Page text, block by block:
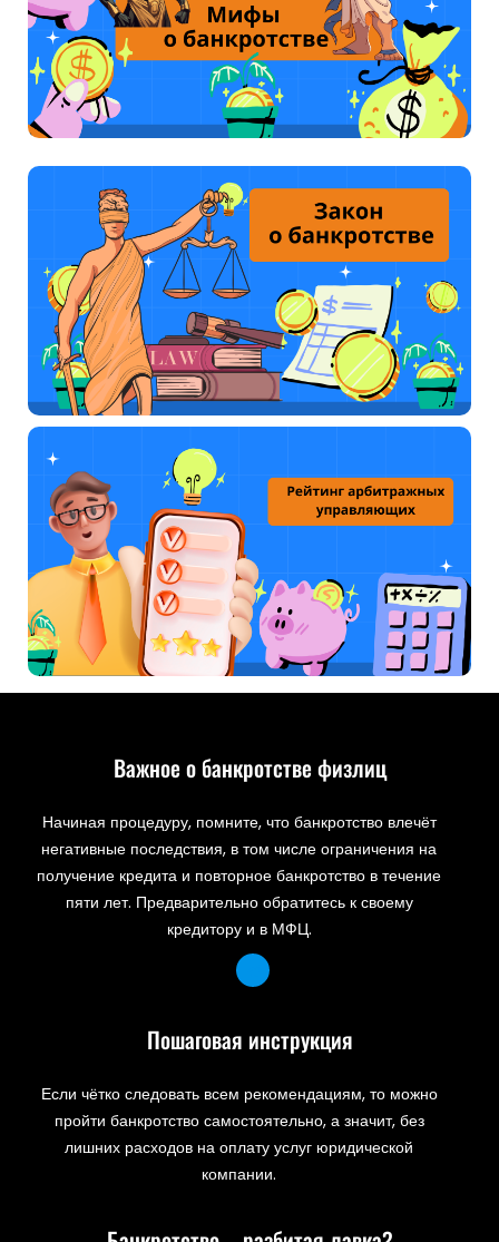
Важное о банкротстве физлиц
Начиная процедуру, помните, что банкротство влечёт
негативные последствия, в том числе ограничения на
получение кредита и повторное банкротство в течение
пяти лет. Предварительно обратитесь к своему
кредитору и в МФЦ.
Пошаговая инструкция
Если чётко следовать всем рекомендациям, то можно
пройти банкротство самостоятельно, а значит, без
лишних расходов на оплату услуг юридической
компании.